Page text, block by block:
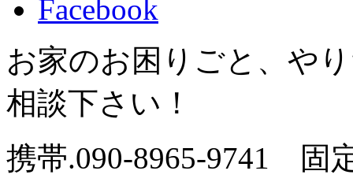
お家のお困りごと、や
相談下さい！
携帯.090-8965-9741 固